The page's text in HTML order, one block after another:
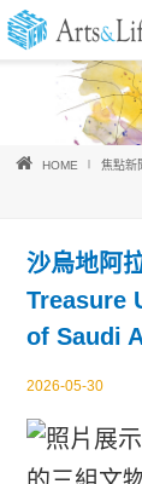
HOME 焦點新
沙烏地阿
Treasure
of Saudi
2026-05-30